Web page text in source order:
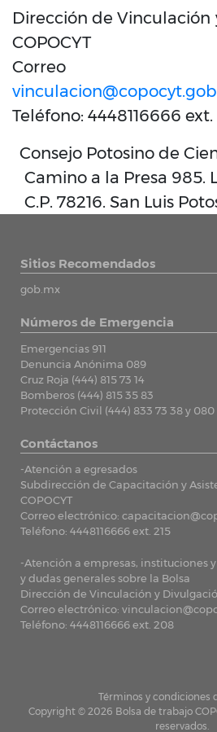
Dirección de Vinculación
COPOCYT
Correo
Teléfono: 4448116666
Consejo Potosino de
Camino a la Presa 985.
C.P. 78216. San Luis
Sitios Recomendados
gob.mx
Números de Emergencia
Emergencias 911
Denuncia Anónima 089
Cruz Roja (444) 815 73 14
Bomberos (444) 815 35 83
Protección Civil (444) 833 73 38 y 080
Contáctanos
-Atención a egresados
Subdirección de Capacitación y
COPOCYT
Correo electrónico:
Teléfono: 4448116666 ext. 215
-Atención a empresas, instituciones
y dudas generales sobre la Bolsa
Dirección de Vinculación y
Correo electrónico:
Teléfono: 4448116666 ext. 208
Términos y condiciones
Copyright © 2026 Bolsa de trabajo
reservados.